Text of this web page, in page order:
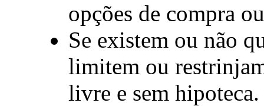
opções de compra
Se existem ou não
limitem ou
livre e sem hipoteca.